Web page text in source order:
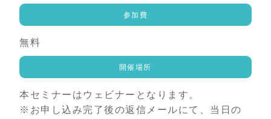
参加費
無料
開催場所
本セミナーはウェビナーとなります。
※お申し込み完了後の返信メールにて、当日の